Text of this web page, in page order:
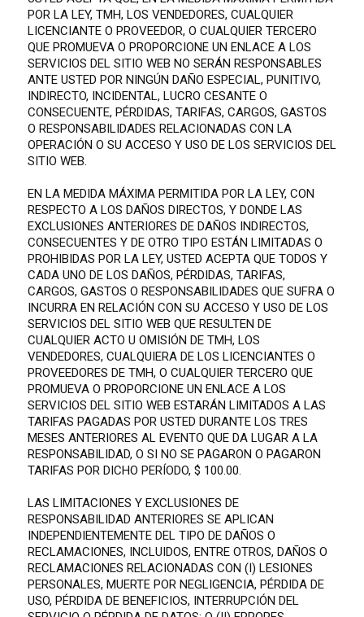
POR LA LEY, TMH, LOS VENDEDORES, CUALQUIER
LICENCIANTE O PROVEEDOR, O CUALQUIER TERCERO
QUE PROMUEVA O PROPORCIONE UN ENLACE A LOS
SERVICIOS DEL SITIO WEB NO SERÁN RESPONSABLES
ANTE USTED POR NINGÚN DAÑO ESPECIAL, PUNITIVO,
INDIRECTO, INCIDENTAL, LUCRO CESANTE O
CONSECUENTE, PÉRDIDAS, TARIFAS, CARGOS, GASTOS
O RESPONSABILIDADES RELACIONADAS CON LA
OPERACIÓN O SU ACCESO Y USO DE LOS SERVICIOS DEL
SITIO WEB.
EN LA MEDIDA MÁXIMA PERMITIDA POR LA LEY, CON
RESPECTO A LOS DAÑOS DIRECTOS, Y DONDE LAS
EXCLUSIONES ANTERIORES DE DAÑOS INDIRECTOS,
CONSECUENTES Y DE OTRO TIPO ESTÁN LIMITADAS O
PROHIBIDAS POR LA LEY, USTED ACEPTA QUE TODOS Y
CADA UNO DE LOS DAÑOS, PÉRDIDAS, TARIFAS,
CARGOS, GASTOS O RESPONSABILIDADES QUE SUFRA O
INCURRA EN RELACIÓN CON SU ACCESO Y USO DE LOS
SERVICIOS DEL SITIO WEB QUE RESULTEN DE
CUALQUIER ACTO U OMISIÓN DE TMH, LOS
VENDEDORES, CUALQUIERA DE LOS LICENCIANTES O
PROVEEDORES DE TMH, O CUALQUIER TERCERO QUE
PROMUEVA O PROPORCIONE UN ENLACE A LOS
SERVICIOS DEL SITIO WEB ESTARÁN LIMITADOS A LAS
TARIFAS PAGADAS POR USTED DURANTE LOS TRES
MESES ANTERIORES AL EVENTO QUE DA LUGAR A LA
RESPONSABILIDAD, O SI NO SE PAGARON O PAGARON
TARIFAS POR DICHO PERÍODO, $ 100.00.
LAS LIMITACIONES Y EXCLUSIONES DE
RESPONSABILIDAD ANTERIORES SE APLICAN
INDEPENDIENTEMENTE DEL TIPO DE DAÑOS O
RECLAMACIONES, INCLUIDOS, ENTRE OTROS, DAÑOS O
RECLAMACIONES RELACIONADAS CON (I) LESIONES
PERSONALES, MUERTE POR NEGLIGENCIA, PÉRDIDA DE
USO, PÉRDIDA DE BENEFICIOS, INTERRUPCIÓN DEL